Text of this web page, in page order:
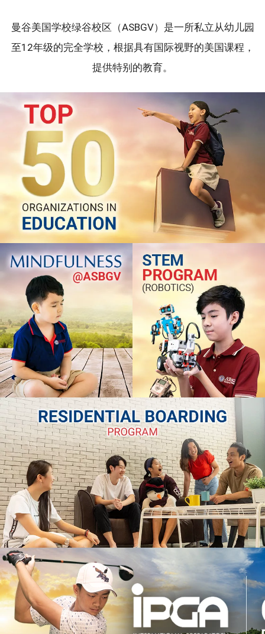
曼谷美国学校绿谷校区（ASBGV）是一所私立从幼儿园
至12年级的完全学校，根据具有国际视野的美国课程，
提供特别的教育。